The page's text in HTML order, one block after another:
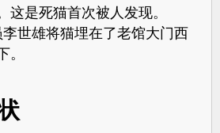
是死猫首次被人发现。
世雄将猫埋在了老馆大门西